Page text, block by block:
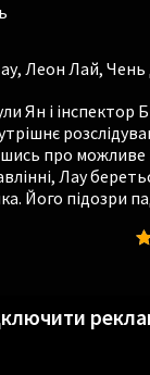
, Леон Лай, Чень
Ян і інспектор
про
Лау
Його підозри